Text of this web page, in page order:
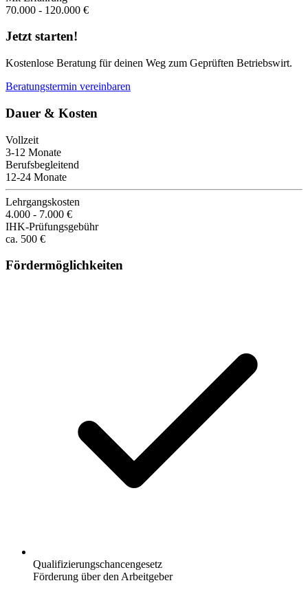
70.000 - 120.000 €
Jetzt starten!
Kostenlose Beratung für deinen Weg zum Geprüften Betriebswirt.
Beratungstermin vereinbaren
Dauer & Kosten
Vollzeit
3-12 Monate
Berufsbegleitend
12-24 Monate
Lehrgangskosten
4.000 - 7.000 €
IHK-Prüfungsgebühr
ca. 500 €
Fördermöglichkeiten
Qualifizierungschancengesetz
Förderung über den Arbeitgeber